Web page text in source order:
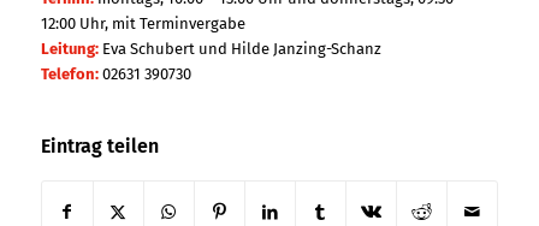
12:00 Uhr, mit Terminvergabe
Leitung:Eva Schubert und Hilde Janzing-Schanz
Telefon:02631 390730
Eintrag teilen